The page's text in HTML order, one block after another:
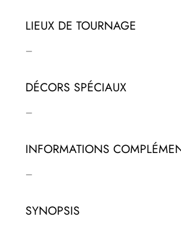
LIEUX DE TOURNAGE
–
DÉCORS SPÉCIAUX
–
INFORMATIONS
–
SYNOPSIS